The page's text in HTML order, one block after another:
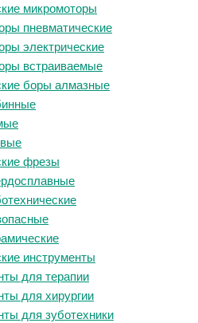
микромоторы
пневматические
электрические
встраиваемые
боры алмазные
фрезы
инструменты
для терапии
для хирургии
для зуботехники